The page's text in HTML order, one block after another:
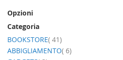
Opzioni
Categoria
BOOKSTORE 41elemento
ABBIGLIAMENTO 6elemento